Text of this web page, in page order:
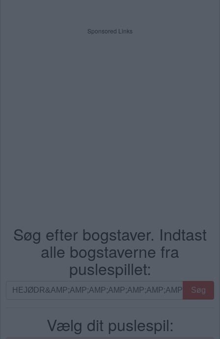
Sponsored Links
Søg efter bogstaver. Indtast
alle bogstaverne fra
puslespillet:
Søg
Søg
Vælg dit puslespil: